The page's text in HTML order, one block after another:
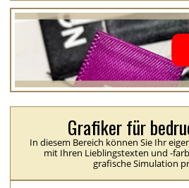
Grafiker für
In diesem Bereich können Sie Ihr
mit Ihren Lieblingstexten und -
grafische Simulation